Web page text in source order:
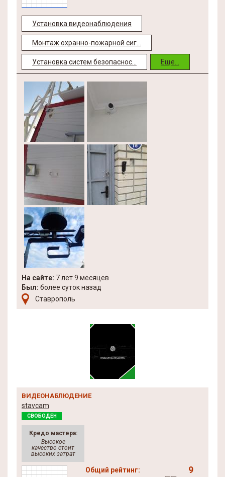
Установка видеонаблюдения
Монтаж охранно-пожарной сиг...
Установка систем безопаснос... Еще...
На сайте: 7 лет 9 месяцев
Был: более суток назад
Ставрополь
ВИДЕОНАБЛЮДЕНИЕ
stavcam
СВОБОДЕН
Кредо мастера:
Высокое
качество стоит
высоких затрат
Общий рейтинг: 9